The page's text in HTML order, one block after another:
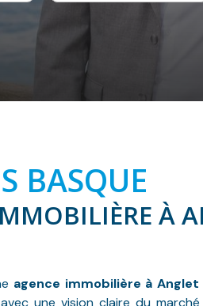
BASQUE
À
agence immobilière à Anglet
une vision claire du